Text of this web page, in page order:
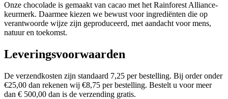
Onze chocolade is gemaakt van cacao met het Rainforest Alliance-
keurmerk. Daarmee kiezen we bewust voor ingrediënten die op
verantwoorde wijze zijn geproduceerd, met aandacht voor mens,
natuur en toekomst.
Leveringsvoorwaarden
De verzendkosten zijn standaard 7,25 per bestelling. Bij order onder
€25,00 dan rekenen wij €8,75 per bestelling. Bestelt u voor meer
dan € 500,00 dan is de verzending gratis.